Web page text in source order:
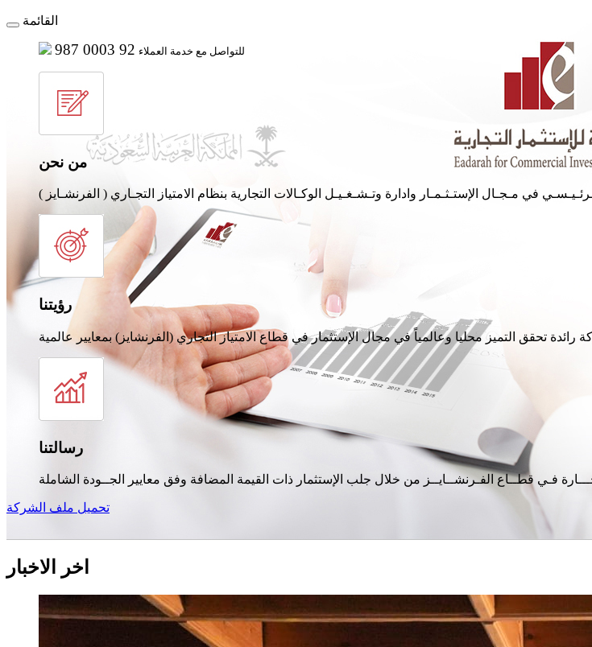
القائمة
987 0003 92 للتواصل مع خدمة العملاء
من نحن
رؤيتنا
رسالتنا
تحميل ملف الشركة
اخر الاخبار